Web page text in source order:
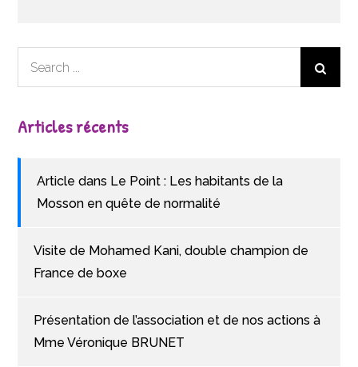
Articles récents
Article dans Le Point : Les habitants de la
Mosson en quête de normalité
Visite de Mohamed Kani, double champion de
France de boxe
Présentation de l’association et de nos actions à
Mme Véronique BRUNET